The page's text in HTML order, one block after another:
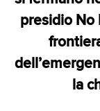
presidio No
la